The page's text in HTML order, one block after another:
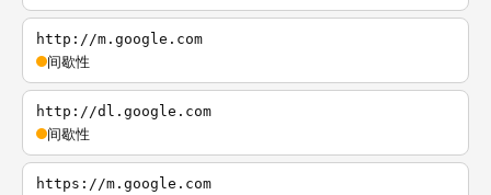
http://m.google.com
间歇性
http://dl.google.com
间歇性
https://m.google.com